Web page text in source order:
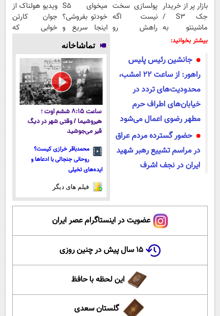
فرهنگی
بین الملل
اجتماعی
حیات وحش
سیاست خارجی
بازار پر از خریدار
جک S3 /
ماشینتو به
راحتی بفروش
پولسازی سخت
نیست اگه
راهش رو
میخوای S5
خودتو بفروشی؟
اینجا سریع و
منصفانه تر
بفروش
ویدیو هولناک از
جوان کارتن
خوابی که
بیشتر بخوانید:
جانشین رئیس پلیس
راهور: از ساعت ۲۲ امشب،
محدودیت‌های تردد در
خیابان‌های اطراف حرم
مطهر رضوی اعمال می‌شود
حضور گسترده مردم عراق
در مراسم تشییع رهبر شهید
ایران در نجف اشرف
تماشاخانه
ساعت ۸:۱۵ ششم اوت ؛
هیروشیما / وقتی شهر در دیگ
قیر می‌جوشید
محمدباقر خرازی کیست؟
روحانی جنجالی با ادعاها و
ایده‌های تخیلی
فیلم های دیگر
عضویت در اینستاگرام عصر ایران
۱۵ سال پیش در چنین روزی
این لحظه با حافظ
گلستان سعدی